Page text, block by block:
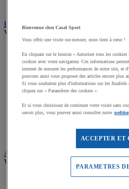
Equipement de Fitness et Cross training
Voir tous les produits
Tapis de sol pour le Fitness
Cordes à sauter
Steps
Elastiques et Sangles de
Swiss ball
Médecine balls et Sacs lestés
Battle rope
Supports pompes
Bracelets lestés de Fitness
Appareils Fitness et Cardio training
Voir tous les produits
Rameurs et SkiErg
Bienvenue chez Casal Sport
Vous offrir une visite sur-mesure, nous tient à cœur !
En cliquant sur le bouton « Autoriser tous les cookies
cookies avec votre navigateur. Ces informations
internet de mesurer les performances de notre site, et
pouvons ainsi vous proposer des articles encore plus
Si vous souhaitez plus d'informations sur les finalités
cliquez sur « Paramètres des cookies ».
Et si vous choisissez de continuer votre visite sans
savoir plus, vous pouvez aussi consulter notre
ACCEPTER ET
PARAMETRES